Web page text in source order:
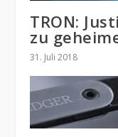
TRON:
zu
31. Juli 2018